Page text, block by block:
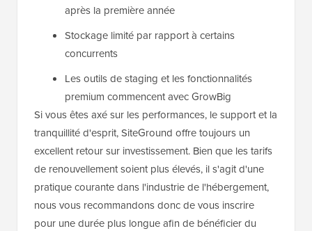
après la première année
Stockage limité par rapport à certains
concurrents
Les outils de staging et les fonctionnalités
premium commencent avec GrowBig
Si vous êtes axé sur les performances, le support et la
tranquillité d'esprit, SiteGround offre toujours un
excellent retour sur investissement. Bien que les tarifs
de renouvellement soient plus élevés, il s'agit d'une
pratique courante dans l'industrie de l'hébergement,
nous vous recommandons donc de vous inscrire
pour une durée plus longue afin de bénéficier du